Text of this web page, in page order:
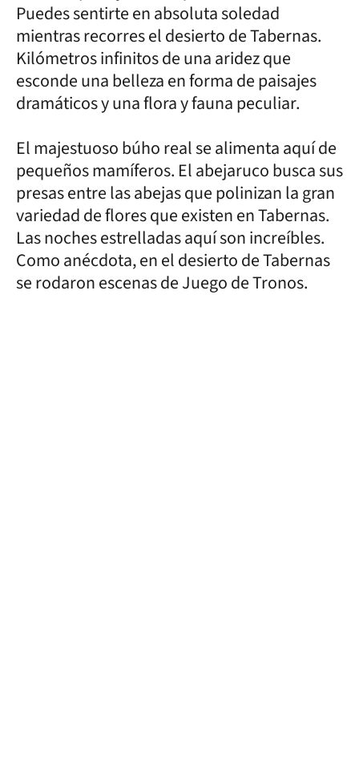
Puedes sentirte en absoluta soledad
mientras recorres el desierto de Tabernas.
Kilómetros infinitos de una aridez que
esconde una belleza en forma de paisajes
dramáticos y una flora y fauna peculiar.
El majestuoso búho real se alimenta aquí de
pequeños mamíferos. El abejaruco busca sus
presas entre las abejas que polinizan la gran
variedad de flores que existen en Tabernas.
Las noches estrelladas aquí son increíbles.
Como anécdota, en el desierto de Tabernas
se rodaron escenas de Juego de Tronos.